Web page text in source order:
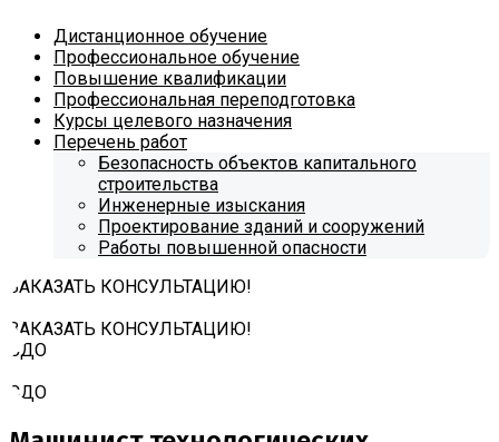
Дистанционное обучение
Профессиональное обучение
Повышение квалификации
Профессиональная переподготовка
Курсы целевого назначения
Перечень работ
Безопасность объектов капитального
строительства
Инженерные изыскания
Проектирование зданий и сооружений
Работы повышенной опасности
ЗАКАЗАТЬ КОНСУЛЬТАЦИЮ!
ЗАКАЗАТЬ КОНСУЛЬТАЦИЮ!
СДО
СДО